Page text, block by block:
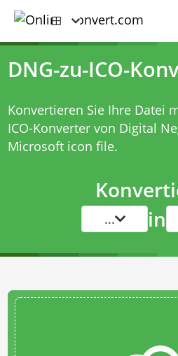
DNG-zu-ICO-
Konvertieren Sie Ihre Datei
ICO-Konvertervon Digital
Microsoft icon file.
... in